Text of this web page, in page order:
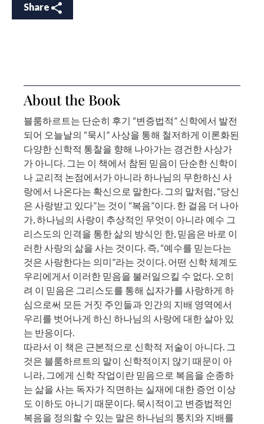
Share
About the Book
블룸하르트는 단순히 후기 “변증법적” 신학에서 발전
되어 오늘날의 “묵시” 사상을 통해 철저하게 이론화된
다양한 신학적 통찰을 향해 나아가는 경건한 사상가
가 아니다. 그는 이 책에서 참된 믿음이 단순한 신학이
나 교리적 논점에서가 아니라 하나님의 무한하신 사
랑에서 나온다는 확신으로 말한다. 그의 말처럼, “당신
은 사랑받고 있다”는 것이 “복음”이다. 한 걸음 더 나아
가, 하나님의 사랑이 추상적인 무엇이 아니라 예수 그
리스도의 인격을 통한 삶의 방식인 한, 믿음은 바로 이
러한 사랑의 삶을 사는 것이다. 즉, “예수를 믿는다는
것은 사랑한다는 의미”라는 것이다. 어떤 신학 체계도
우리에게서 이러한 믿음을 불러일으킬 수 없다. 오히
려 이 믿음은 그리스도를 통해 십자가를 사랑하게 하
심으로써 모든 거짓 주인들과 인간의 지배 영역에서
우리를 벗어나게 하신 하나님의 사랑에 대한 살아 있
는 반응이다.
따라서 이 책은 근본적으로 신학적 저술이 아니다. 그
것은 블룸하르트의 말이 신학적이지 않기 때문이 아
니라, 그에게 신학 작업이란 믿음으로 복음을 순종하
는 삶을 사는 독자가 직면하는 실재에 대한 증언 이상
도 이하도 아니기 때문이다. 묵시적이고 변증법적인
복음을 정의할 수 있는 말은 하나님의 통치와 지배를